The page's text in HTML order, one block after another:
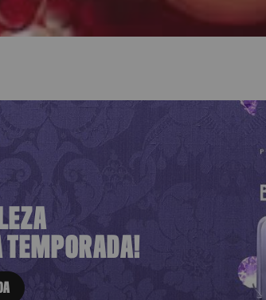
TEMPORADA!